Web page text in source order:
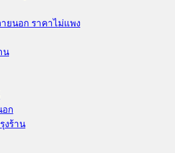
ยนอก ราคาไม่แพง
น
อก
งร้าน